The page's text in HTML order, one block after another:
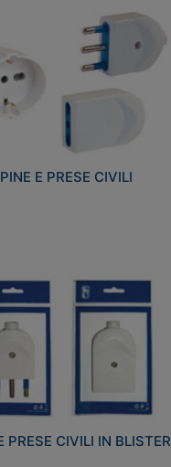
E PRESE CIVILI
PRESE CIVILI IN BLISTER